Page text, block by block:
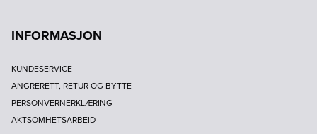
INFORMASJON
KUNDESERVICE
ANGRERETT, RETUR OG BYTTE
PERSONVERNERKLÆRING
AKTSOMHETSARBEID